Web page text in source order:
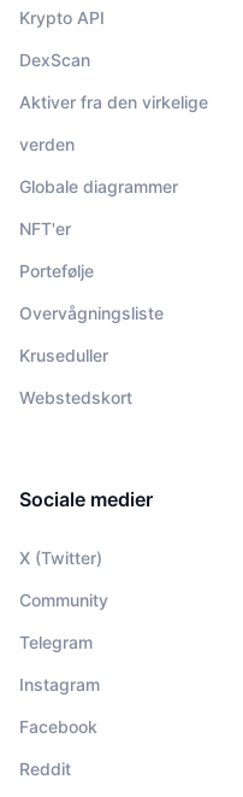
Krypto API
DexScan
Aktiver fra den virkelige
verden
Globale diagrammer
NFT'er
Portefølje
Overvågningsliste
Kruseduller
Webstedskort
Sociale medier
X (Twitter)
Community
Telegram
Instagram
Facebook
Reddit